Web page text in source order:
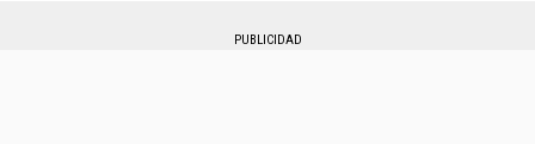
PUBLICIDAD